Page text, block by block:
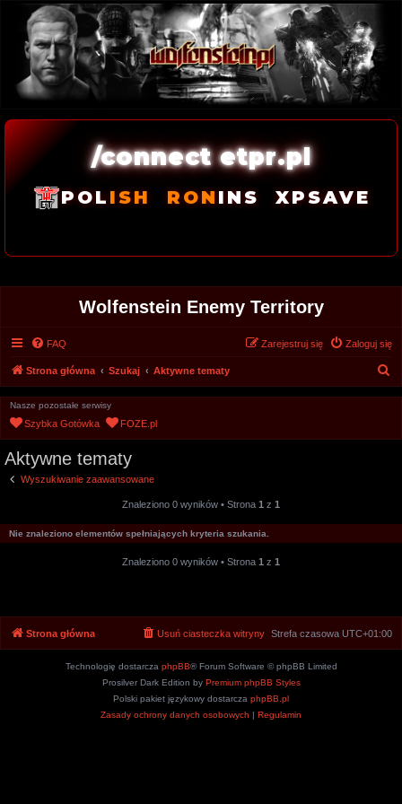
/connect etpr.pl
POL ISH RONINS XPSAVE
Wolfenstein Enemy Territory
FAQ Zaloguj się
Zarejestruj się
Strona główna Szukaj Aktywne tematy
Nasze pozostałe serwisy
Szybka Gotówka FOZE.pl
Aktywne tematy
Wyszukiwanie zaawansowane
Znaleziono 0 wyników • Strona 1 z 1
Nie znaleziono elementów spełniających kryteria szukania.
Znaleziono 0 wyników • Strona 1 z 1
Strona główna Strefa czasowa UTC+01:00
Usuń ciasteczka witryny
Technologię dostarcza phpBB® Forum Software © phpBB Limited
Prosilver Dark Edition by Premium phpBB Styles
Polski pakiet językowy dostarcza phpBB.pl
Zasady ochrony danych osobowych | Regulamin